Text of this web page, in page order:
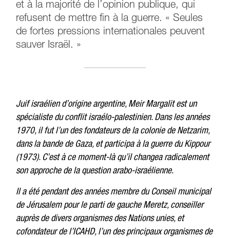
et à la majorité de l’opinion publique, qui
refusent de mettre fin à la guerre. « Seules
de fortes pressions internationales peuvent
sauver Israël. »
Juif israélien d’origine argentine, Meir Margalit est un
spécialiste du conflit israélo-palestinien. Dans les années
1970, il fut l’un des fondateurs de la colonie de Netzarim,
dans la bande de Gaza, et participa à la guerre du Kippour
(1973). C’est à ce moment-là qu’il changea radicalement
son approche de la question arabo-israélienne.
Il a été pendant des années membre du Conseil municipal
de Jérusalem pour le parti de gauche Meretz, conseiller
auprès de divers organismes des Nations unies, et
cofondateur de l’ICAHD, l’un des principaux organismes de